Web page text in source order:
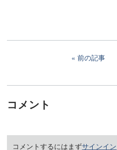
前の記事
コメント
コメントするにはまずサインイン